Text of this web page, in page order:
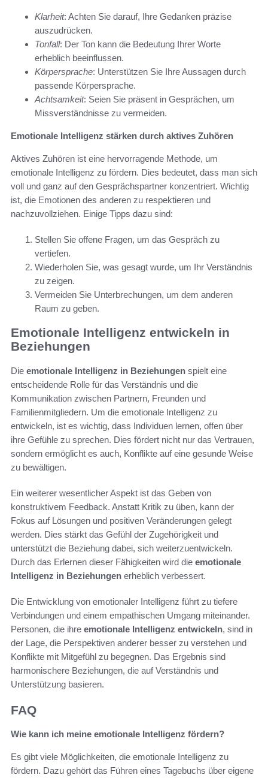
Klarheit: Achten Sie darauf, Ihre Gedanken präzise
auszudrücken.
Tonfall: Der Ton kann die Bedeutung Ihrer Worte
erheblich beeinflussen.
Körpersprache: Unterstützen Sie Ihre Aussagen durch
passende Körpersprache.
Achtsamkeit: Seien Sie präsent in Gesprächen, um
Missverständnisse zu vermeiden.
Emotionale Intelligenz stärken durch aktives Zuhören
Aktives Zuhören ist eine hervorragende Methode, um
emotionale Intelligenz zu fördern. Dies bedeutet, dass man sich
voll und ganz auf den Gesprächspartner konzentriert. Wichtig
ist, die Emotionen des anderen zu respektieren und
nachzuvollziehen. Einige Tipps dazu sind:
Stellen Sie offene Fragen, um das Gespräch zu
vertiefen.
Wiederholen Sie, was gesagt wurde, um Ihr Verständnis
zu zeigen.
Vermeiden Sie Unterbrechungen, um dem anderen
Raum zu geben.
Emotionale Intelligenz entwickeln in
Beziehungen
Die emotionale Intelligenz in Beziehungen spielt eine
entscheidende Rolle für das Verständnis und die
Kommunikation zwischen Partnern, Freunden und
Familienmitgliedern. Um die emotionale Intelligenz zu
entwickeln, ist es wichtig, dass Individuen lernen, offen über
ihre Gefühle zu sprechen. Dies fördert nicht nur das Vertrauen,
sondern ermöglicht es auch, Konflikte auf eine gesunde Weise
zu bewältigen.
Ein weiterer wesentlicher Aspekt ist das Geben von
konstruktivem Feedback. Anstatt Kritik zu üben, kann der
Fokus auf Lösungen und positiven Veränderungen gelegt
werden. Dies stärkt das Gefühl der Zugehörigkeit und
unterstützt die Beziehung dabei, sich weiterzuentwickeln.
Durch das Erlernen dieser Fähigkeiten wird die emotionale
Intelligenz in Beziehungen erheblich verbessert.
Die Entwicklung von emotionaler Intelligenz führt zu tiefere
Verbindungen und einem empathischen Umgang miteinander.
Personen, die ihre emotionale Intelligenz entwickeln, sind in
der Lage, die Perspektiven anderer besser zu verstehen und
Konflikte mit Mitgefühl zu begegnen. Das Ergebnis sind
harmonischere Beziehungen, die auf Verständnis und
Unterstützung basieren.
FAQ
Wie kann ich meine emotionale Intelligenz fördern?
Es gibt viele Möglichkeiten, die emotionale Intelligenz zu
fördern. Dazu gehört das Führen eines Tagebuchs über eigene